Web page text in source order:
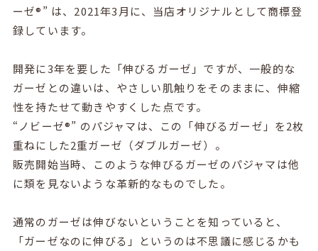
ーゼ®” は、2021年3月に、当店オリジナルとして商標登
録しています。
開発に3年を要した「伸びるガーゼ」ですが、一般的な
ガーゼとの違いは、やさしい肌触りをそのままに、伸縮
性を持たせて動きやすくした点です。
“ノビーゼ®” のパジャマは、この「伸びるガーゼ」を2枚
重ねにした2重ガーゼ（ダブルガーゼ）。
販売開始当時、このような伸びるガーゼのパジャマは他
に類を見ないような革新的なものでした。
通常のガーゼは伸びないということを知っていると、
「ガーゼなのに伸びる」というのは不思議に感じるかも